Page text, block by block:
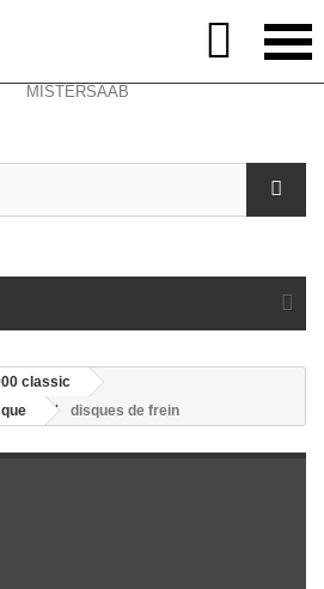
Connexion
classic
disques de frein
